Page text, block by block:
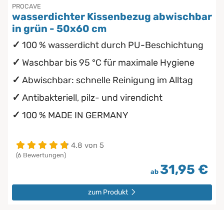
PROCAVE
wasserdichter Kissenbezug abwischbar
in grün - 50x60 cm
100 % wasserdicht durch PU-Beschichtung
Waschbar bis 95 °C für maximale Hygiene
Abwischbar: schnelle Reinigung im Alltag
Antibakteriell, pilz- und virendicht
100 % MADE IN GERMANY
4.8 von 5
(6 Bewertungen)
ab 31,95 €
zum Produkt